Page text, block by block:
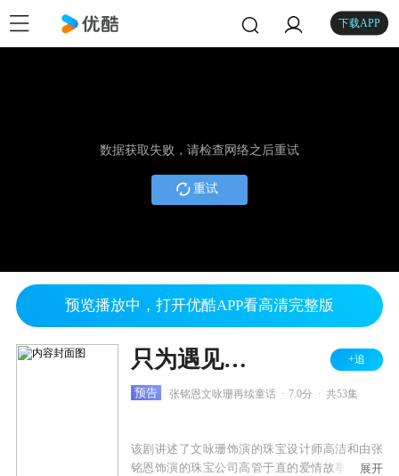
下载APP
数据获取失败，请检查网络之后重试
重试
预览播放中，打开优酷APP看高清完整版
只为遇见你 DVD版 +追
预告 张铭恩文咏珊再续童话 7.0分 共53集
该剧讲述了文咏珊饰演的珠宝设计师高洁和由张
铭恩饰演的珠宝公司高管于直的爱情故事。两人
展开